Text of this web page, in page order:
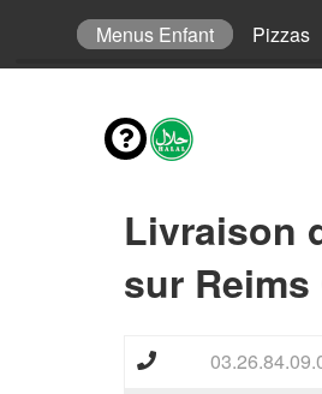
Menus Enfant Pizzas
Livraison
sur Reims